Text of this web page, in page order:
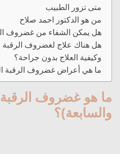
متى تزور الطبيب
من هو الدكتور احمد صلاح
هل يمكن الشفاء من غضروف
هل هناك علاج لغضروف الرقبة
وكيفية العلاج بدون جراحة؟
ما هي أعراض غضروف الرقبة
ما هو غضروف
والسابعة)؟